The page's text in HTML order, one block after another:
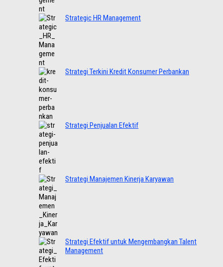
Strategic HR Management
Strategi Terkini Kredit Konsumer Perbankan
Strategi Penjualan Efektif
Strategi Manajemen Kinerja Karyawan
Strategi Efektif untuk Mengembangkan Talent
Management